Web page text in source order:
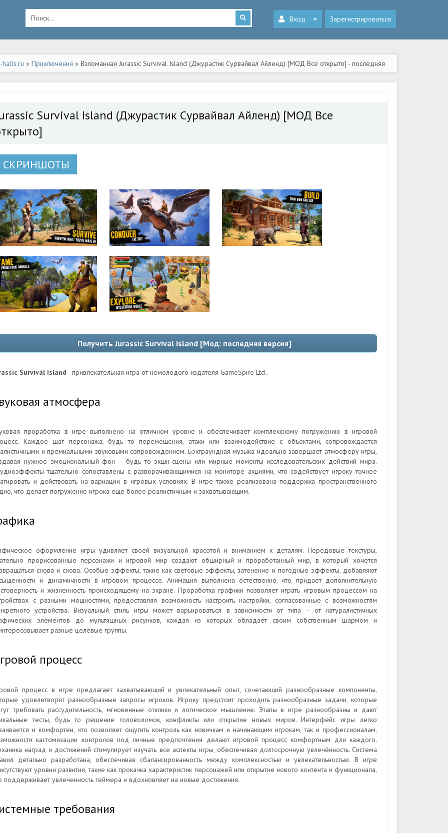
Вход Зарегистрироваться
halls.ru » Приключения » Взломанная Jurassic Survival Island (Джурастик Сурвайвал Айленд) [МОД Все открыто] - последняя
apk на Андроид
Survival Island (Джурастик Сурвайвал Айленд) [МОД Все
СКРИНШОТЫ
Получить Jurassic Survival Island [Мод: последняя версия]
Survival Island - привлекательная игра от немолодого издателя GameSpire Ltd..
атмосфера
проработка в игре выполнено на отличном уровне и обеспечивает комплексному погружению в игровой
Каждое шаг персонажа, будь то перемещения, атаки или взаимодействие с объектами, сопровождается
и премиальными звуковыми сопровождением. Бэкграундная музыка идеально завершает атмосферу игры,
нужное эмоциональный фон – будь то экшн-сцены или мирные моменты исследовательских действий мира.
тщательно сопоставлены с разворачивающимися на мониторе акциями, что содействует игроку точнее
и действовать на вариации в игровых условиях. В игре также реализована поддержка пространственного
что делает погружение игрока ещё более реалистичным и захватывающим.
оформление игры удивляет своей визуальной красотой и вниманием к деталям. Передовые текстуры,
прорисованные персонажи и игровой мир создают обширный и проработанный мир, в который хочется
снова и снова. Особые эффекты, такие как световые эффекты, затенение и погодные эффекты, добавляют
и динамичности в игровом процессе. Анимация выполнена естественно, что придаёт дополнительную
и жизненность происходящему на экране. Проработка графики позволяет играть игровым процессом на
с разными мощностями, предоставляя возможность настроить настройки, согласованные с возможностям
устройства. Визуальный стиль игры может варьироваться в зависимости от типа – от натуралистичных
элементов до мультяшных рисунков, каждая из которых обладает своим собственным шармом и
разные целевые группы.
процесс
процесс в игре предлагает захватывающий и увлекательный опыт, сочетающий разнообразные компоненты,
удовлетворят разнообразные запросы игроков. Игроку предстоит проходить разнообразные задачи, которые
требовать рассудительность, мгновенные отклики и логическое мышление. Этапы в игре разнообразны и дают
тесты, будь то решение головоломок, конфликты или открытие новых миров. Интерфейс игры легко
и комфортен, что позволяет ощутить контроль как новичкам и начинающим игрокам, так и профессионалам.
кастомизации контролов под личные предпочтения делают игровой процесс комфортным для каждого.
наград и достижений стимулирует изучать все аспекты игры, обеспечивая долгосрочную увлечённость. Система
детально разработана, обеспечивая сбалансированность между комплексностью и увлекательностью. В игре
уровни развития, такие как прокачка характеристик персонажей или открытие нового контента и функционала,
поддерживает увлеченность геймера и вдохновляет на новые достижения.
требования